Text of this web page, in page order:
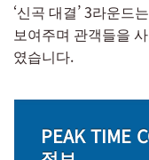
‘신곡 대결’ 3라운드
보여주며 관객들을
였습니다.
PEAK TIME